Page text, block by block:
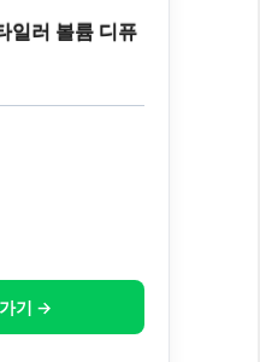
일러 볼륨 디퓨
기 →